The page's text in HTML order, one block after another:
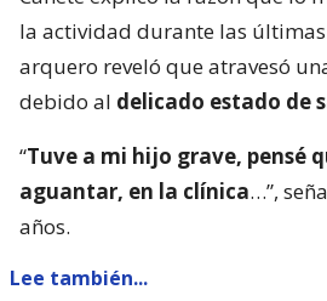
la actividad durante las últimas
arquero reveló que atravesó
debido al delicado estado de
“Tuve a mi hijo grave, pensé
aguantar, en la clínica…”,
años.
Lee también...